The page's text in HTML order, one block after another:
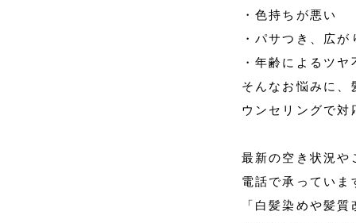
・色持ちが悪い
・パサつき、広
・年齢によるツヤ
そんなお悩みに
ウンセリングで対
最新の空き状況や
電話で承っていま
「白髪染めや髪